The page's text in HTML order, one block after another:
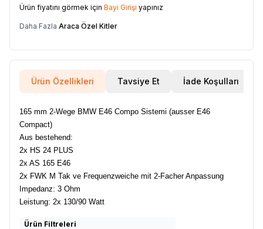
Ürün fiyatını görmek için Bayi Girişi yapınız
Daha Fazla Araca Özel Kitler
Ürün Özellikleri Tavsiye Et İade Koşulları
165 mm 2-Wege BMW E46 Compo Sistemi (ausser E46
Compact)
Aus bestehend:
2x HS 24 PLUS
2x AS 165 E46
2x FWK M Tak ve Frequenzweiche mit 2-Facher Anpassung
Impedanz: 3 Ohm
Leistung: 2x 130/90 Watt
Ürün Filtreleri